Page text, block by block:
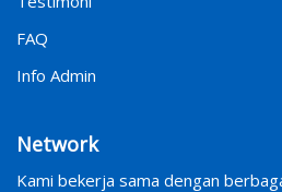
FAQ
Info Admin
Network
Kami bekerja sama dengan